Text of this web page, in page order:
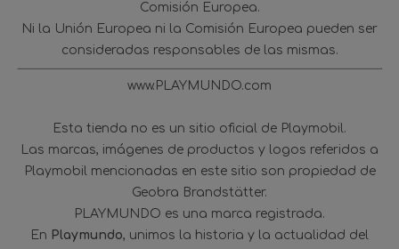
Comisión Europea.
Ni la Unión Europea ni la Comisión Europea pueden ser
consideradas responsables de las mismas.
www.PLAYMUNDO.com
Esta tienda no es un sitio oficial de Playmobil.
Las marcas, imágenes de productos y logos referidos a
Playmobil mencionadas en este sitio son propiedad de
Geobra Brandstätter.
PLAYMUNDO es una marca registrada.
En Playmundo, unimos la historia y la actualidad del